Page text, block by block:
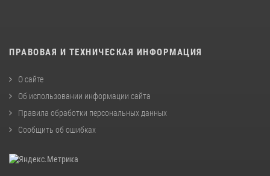
ПРАВОВАЯ И ТЕХНИЧЕСКАЯ ИНФОРМАЦИЯ
О сайте
Об использовании информации сайта
Правила обработки персональных данных
Сообщить об ошибках